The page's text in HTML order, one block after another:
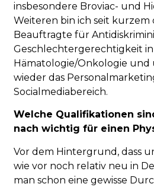
insbesondere Broviac- und
Weiteren bin ich seit kurzem
Beauftragte für
Geschlechtergerechtigkeit
Hämatologie/Onkologie
wieder das
Socialmediabereich.
Welche Qualifikationen
nach wichtig für einen
Vor dem Hintergrund, dass
wie vor noch relativ neu in
man schon eine gewisse